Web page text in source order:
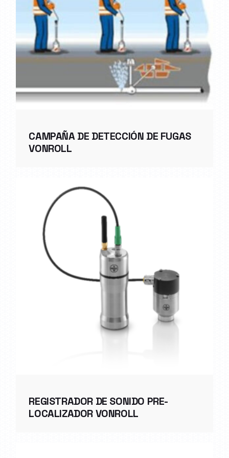
CAMPAÑA DE DETECCIÓN DE FUGAS
VONROLL
REGISTRADOR DE SONIDO PRE-
LOCALIZADOR VONROLL